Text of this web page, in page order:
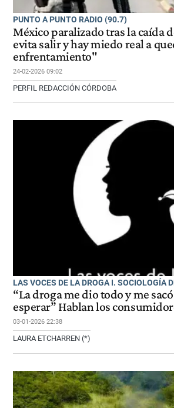
PUNTO A PUNTO RADIO (90.7)
México paralizado tras la caída
evita salir y hay miedo real a
enfrentamiento"
24-02-2026 09:02
PERFIL REDACCIÓN CÓRDOBA
LAS VOCES DE LA DROGA I. SOCIOLOGÍA
“La droga me dio todo y me
esperar” Hablan los
03-01-2026 22:38
LAURA ETCHARREN (*)